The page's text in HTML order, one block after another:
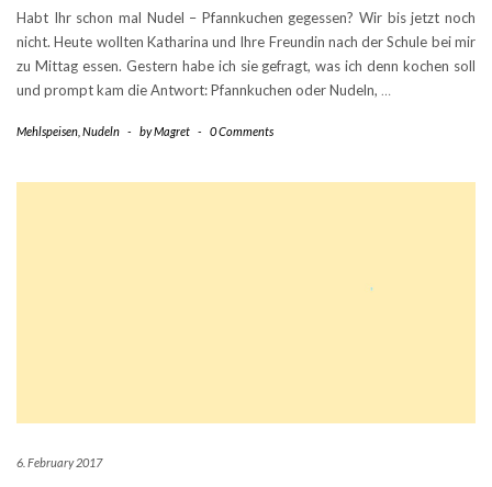
Habt Ihr schon mal Nudel – Pfannkuchen gegessen? Wir bis jetzt noch
nicht. Heute wollten Katharina und Ihre Freundin nach der Schule bei mir
zu Mittag essen. Gestern habe ich sie gefragt, was ich denn kochen soll
und prompt kam die Antwort: Pfannkuchen oder Nudeln, …
Mehlspeisen Nudeln - byMagret - 0 Comments
6. February 2017